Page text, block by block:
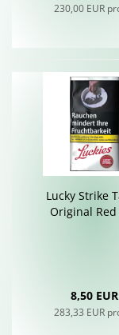
230,00 EUR
Lucky Strike
Ori­gi­nal Red
8,50 EUR
283,33 EUR